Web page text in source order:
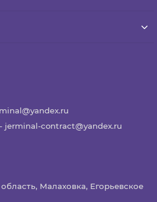
jerminal-contract@yandex.ru
Малаховка, Егорьевское